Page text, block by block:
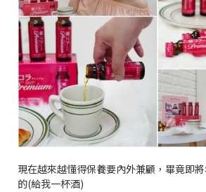
現在越來越懂得保養要內外兼顧，畢竟即
的(給我一杯酒)